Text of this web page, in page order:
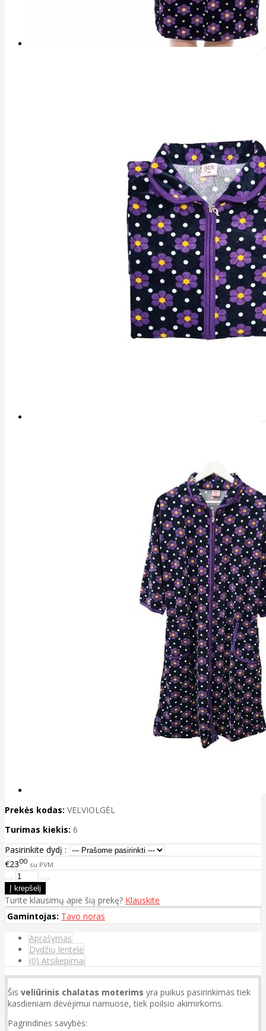
Prekės kodas: VELVIOLGĖL
Turimas kiekis: 6
Pasirinkite dydį :
€2300 su PVM
Turite klausimų apie šią prekę? Klauskite
Gamintojas: Tavo noras
Aprašymas
Dydžių lentelė
(0) Atsiliepimai
Šis veliūrinis chalatas moterims yra puikus pasirinkimas tiek
kasdieniam dėvėjimui namuose, tiek poilsio akimirkoms.
Pagrindinės savybės: